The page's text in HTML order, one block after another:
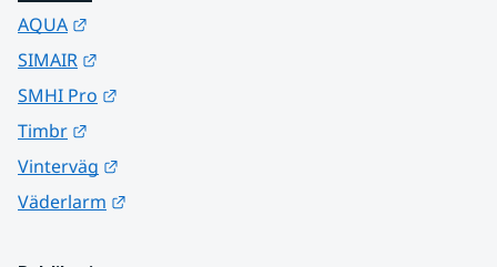
AQUA
SIMAIR
SMHI Pro
Timbr
Vinterväg
Väderlarm